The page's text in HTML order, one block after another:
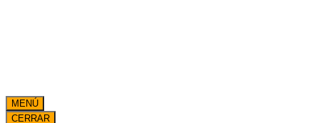
MENÚ
CERRAR